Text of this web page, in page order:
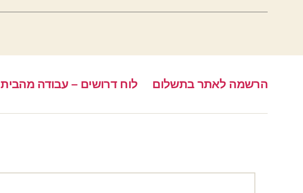
הרשמה לאתר בתשלום לוח דרושים – עבודה מהבית